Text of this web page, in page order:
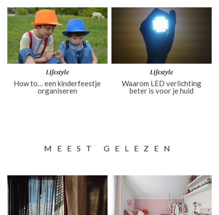
Lifestyle
How to… een kinderfeestje
organiseren
Lifestyle
Waarom LED verlichting
beter is voor je huid
MEEST GELEZEN